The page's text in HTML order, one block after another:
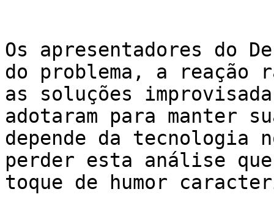
Os apresentadores do
do problema, a reação
as soluções
adotaram para manter
depende da tecnologia
perder esta análise
toque de humor